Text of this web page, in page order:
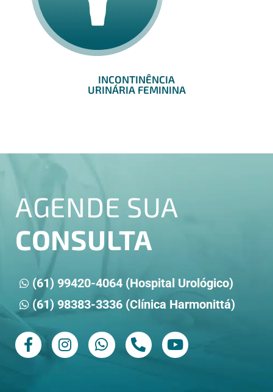
INCONTINÊNCIA
URINÁRIA FEMININA
AGENDE SUA
CONSULTA
(61) 99420-4064 (Hospital Urológico)
(61) 98383-3336 (Clínica Harmonittá)